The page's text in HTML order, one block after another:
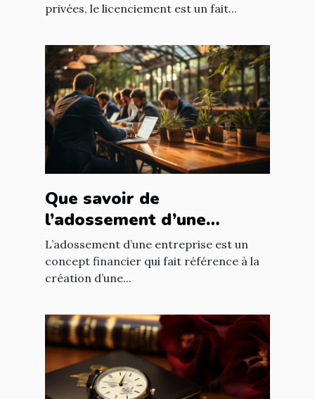
privées, le licenciement est un fait...
Que savoir de
l’adossement d’une
entreprise ?
L’adossement d’une entreprise est un
concept financier qui fait référence à la
création d’une...